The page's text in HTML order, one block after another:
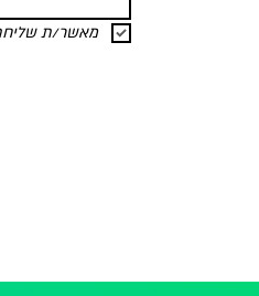
מאשר/ת שליחת